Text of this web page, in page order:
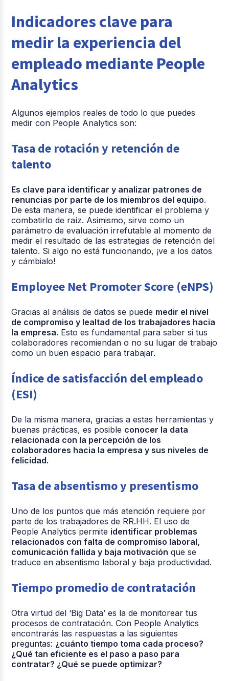
Indicadores clave para
medir la experiencia del
empleado mediante People
Analytics
Algunos ejemplos reales de todo lo que puedes
medir con People Analytics son:
Tasa de rotación y retención de
talento
Es clave para identificar y analizar patrones de
renuncias por parte de los miembros del equipo.
De esta manera, se puede identificar el problema y
combatirlo de raíz. Asimismo, sirve como un
parámetro de evaluación irrefutable al momento de
medir el resultado de las estrategias de retención del
talento. Si algo no está funcionando, ¡ve a los datos
y cámbialo!
Employee Net Promoter Score (eNPS)
Gracias al análisis de datos se puede medir el nivel
de compromiso y lealtad de los trabajadores hacia
la empresa. Esto es fundamental para saber si tus
colaboradores recomiendan o no su lugar de trabajo
como un buen espacio para trabajar.
Índice de satisfacción del empleado
(ESI)
De la misma manera, gracias a estas herramientas y
buenas prácticas, es posible conocer la data
relacionada con la percepción de los
colaboradores hacia la empresa y sus niveles de
felicidad.
Tasa de absentismo y presentismo
Uno de los puntos que más atención requiere por
parte de los trabajadores de RR.HH. El uso de
People Analytics permite identificar problemas
relacionados con falta de compromiso laboral,
comunicación fallida y baja motivación que se
traduce en absentismo laboral y baja productividad.
Tiempo promedio de contratación
Otra virtud del ‘Big Data’ es la de monitorear tus
procesos de contratación. Con People Analytics
encontrarás las respuestas a las siguientes
preguntas: ¿cuánto tiempo toma cada proceso?
¿Qué tan eficiente es el paso a paso para
contratar? ¿Qué se puede optimizar?